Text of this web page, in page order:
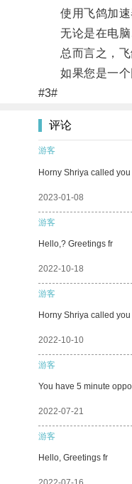
使用飞鸽加速
无论是在电脑
总而言之，飞鸽
如果您是一个网
#3#
评论
游客
Horny Shriya called you
2023-01-08
游客
Hello,? Greetings fr
2022-10-18
游客
Horny Shriya called you
2022-10-10
游客
You have 5 minute
2022-07-21
游客
Hello, Greetings fr